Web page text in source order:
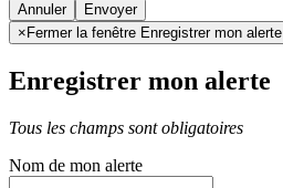
Annuler
× Fermer la fenêtre Enregistrer mon alerte
Enregistrer mon alerte
Tous les champs sont obligatoires
Nom de mon alerte